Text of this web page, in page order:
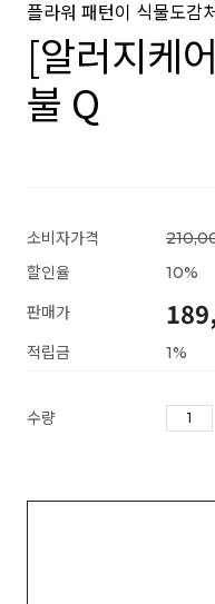
플라워 패턴이 식물도감
[알러지케
불 Q
소비자가격
할인율
10%
판매가
적립금 1%
수량